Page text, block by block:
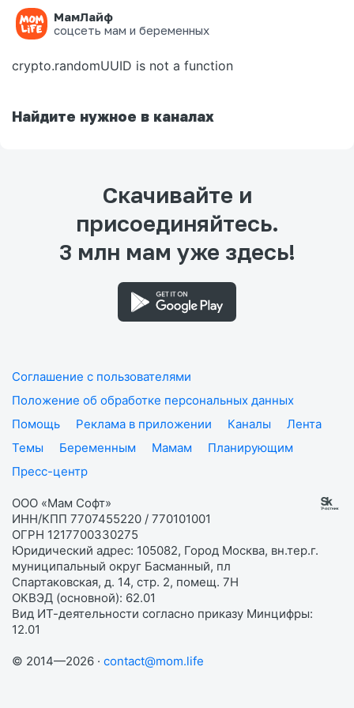
МамЛайф
соцсеть мам и беременных
Ошибка на странице
crypto.randomUUID is not a function
Найдите нужное в каналах
Скачивайте и
присоединяйтесь.
3 млн мам уже здесь!
Соглашение с пользователями
Положение об обработке персональных данных
Помощь
Реклама в приложении Каналы
Лента
Темы
Беременным Мамам
Планирующим
Пресс-центр
ООО «Мам Софт»
ИНН/КПП 7707455220 / 770101001
ОГРН 1217700330275
Юридический адрес: 105082, Город Москва, вн.тер.г.
муниципальный округ Басманный, пл
Спартаковская, д. 14, стр. 2, помещ. 7Н
ОКВЭД (основной): 62.01
Вид ИТ-деятельности согласно приказу Минцифры:
12.01
© 2014—2026 · contact@mom.life